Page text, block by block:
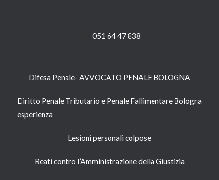
051 64 47 838
Difesa Penale- AVVOCATO PENALE BOLOGNA
Diritto Penale Tributario e Penale Fallimentare Bologna
esperienza
Lesioni personali colpose
Reati contro l’Amministrazione della Giustizia